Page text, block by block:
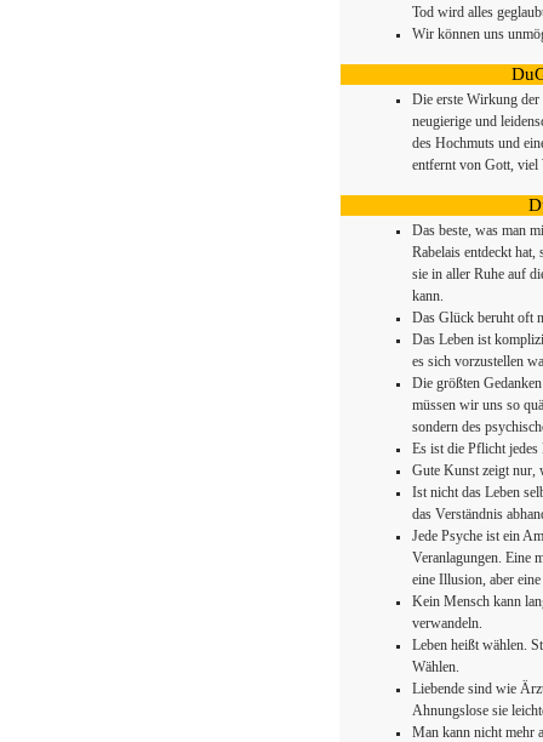
Tod wird alles
Wir können uns
Die erste Wirkung der
neugierige und
des Hochmuts und
entfernt von Gott, viel
Das beste, was man
Rabelais entdeckt
sie in aller Ruhe auf
kann.
Das Glück beruht oft
Das Leben ist
es sich vorzustellen
Die größten
müssen wir uns so
sondern des
Es ist die Pflicht jedes
Gute Kunst zeigt nur,
Ist nicht das Leben
das Verständnis
Jede Psyche ist ein
Veranlagungen. Eine
eine Illusion, aber
Kein Mensch kann
verwandeln.
Leben heißt wählen.
Wählen.
Liebende sind wie
Ahnungslose sie
Man kann nicht mehr